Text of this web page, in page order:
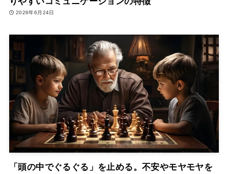
2026年6月24日
「頭の中でぐるぐる」を止める。不安やモヤモヤを